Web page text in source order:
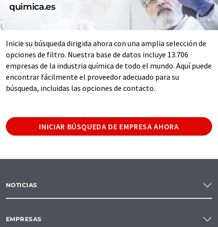
quimica.es
Inicie su búsqueda dirigida ahora con una amplia selección de
opciones de filtro. Nuestra base de datos incluye 13.706
empresas de la industria química de todo el mundo. Aquí puede
encontrar fácilmente el proveedor adecuado para su
búsqueda, incluidas las opciones de contacto.
INICIAR BÚSQUEDA DE EMPRESA AHORA
NOTICIAS
EMPRESAS